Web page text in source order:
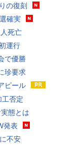
の復刻
確実
死亡
運行
で優勝
珍要求
ピール
工否定
態とは
発表
不安